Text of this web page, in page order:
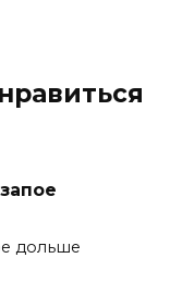
дольше